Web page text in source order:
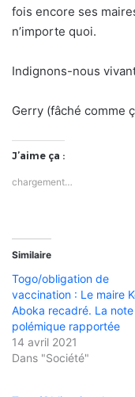
fois encore ses
n’importe quoi.
Indignons-nous
Gerry (fâché comme
J’aime ça :
chargement…
Similaire
Togo/obligation de
vaccination : Le maire
Aboka recadré. La note
polémique rapportée
14 avril 2021
Dans "Société"